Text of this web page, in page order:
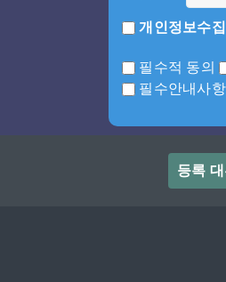
개인정보수
필수적 동의
필수안내사
등록